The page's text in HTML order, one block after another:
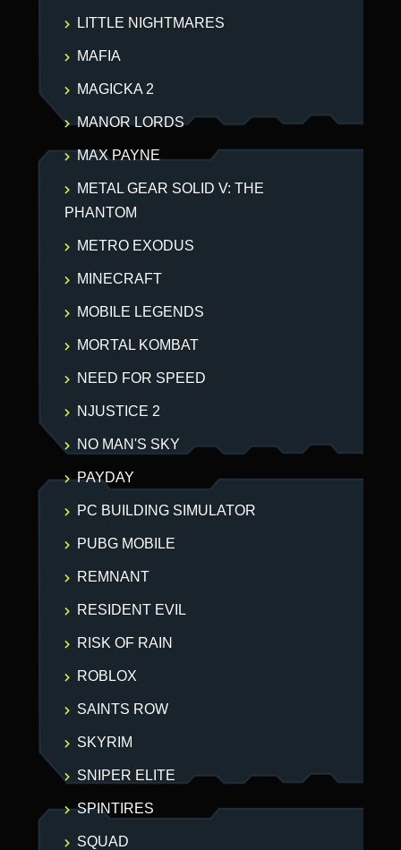
LITTLE NIGHTMARES
MAFIA
MAGICKA 2
MANOR LORDS
MAX PAYNE
METAL GEAR SOLID V: THE
PHANTOM
METRO EXODUS
MINECRAFT
MOBILE LEGENDS
MORTAL KOMBAT
NEED FOR SPEED
NJUSTICE 2
NO MAN'S SKY
PAYDAY
PC BUILDING SIMULATOR
PUBG MOBILE
REMNANT
RESIDENT EVIL
RISK OF RAIN
ROBLOX
SAINTS ROW
SKYRIM
SNIPER ELITE
SPINTIRES
SQUAD